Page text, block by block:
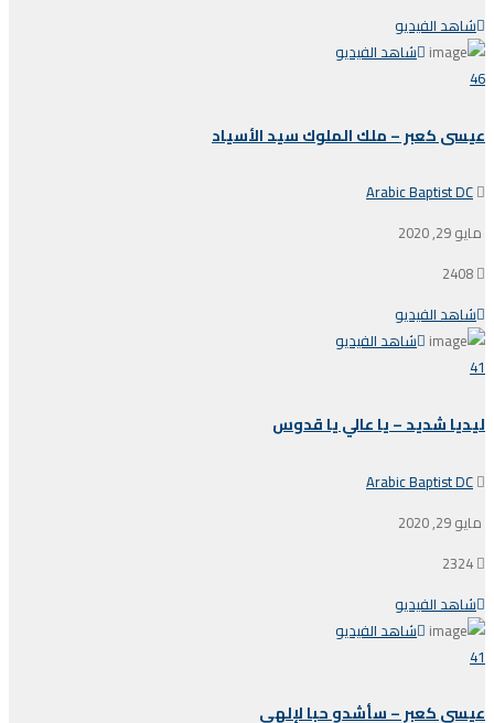
شاهد الفيديو
شاهد الفيديو
46
عيسى كعبر – ملك الملوك سيد الأسياد
Arabic Baptist DC
مايو 29, 2020
2408
شاهد الفيديو
شاهد الفيديو
41
ليديا شديد – يا عالي يا قدوس
Arabic Baptist DC
مايو 29, 2020
2324
شاهد الفيديو
شاهد الفيديو
41
عيسى كعبر – سأشدو حبا لإلهي